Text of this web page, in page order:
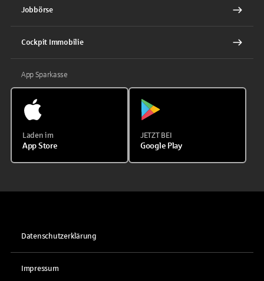
Jobbörse
Cockpit Immobilie
App Sparkasse
Laden im
App Store
JETZT BEI
Google Play
Datenschutzerklärung
Impressum